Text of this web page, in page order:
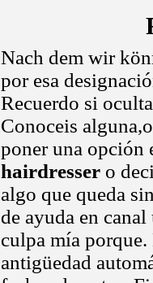
Nach dem wir
por esa
Recuerdo si
Conoceis
poner una
hairdresser o
algo que queda
de ayuda en
culpa mía
antigüedad